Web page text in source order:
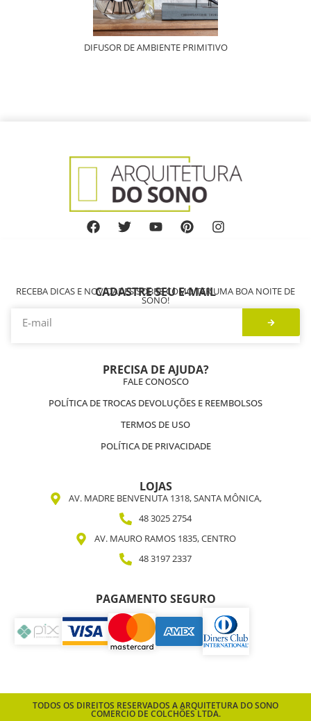
DIFUSOR DE AMBIENTE PRIMITIVO
CADASTRE SEU E-MAIL
RECEBA DICAS E NOVIDADES SOBRE COMO TER UMA BOA NOITE DE
SONO!
PRECISA DE AJUDA?
FALE CONOSCO
POLÍTICA DE TROCAS DEVOLUÇÕES E REEMBOLSOS
TERMOS DE USO
POLÍTICA DE PRIVACIDADE
LOJAS
AV. MADRE BENVENUTA 1318, SANTA MÔNICA,
48 3025 2754
AV. MAURO RAMOS 1835, CENTRO
48 3197 2337
PAGAMENTO SEGURO
TODOS OS DIREITOS RESERVADOS A ARQUITETURA DO SONO
COMERCIO DE COLCHÕES LTDA.